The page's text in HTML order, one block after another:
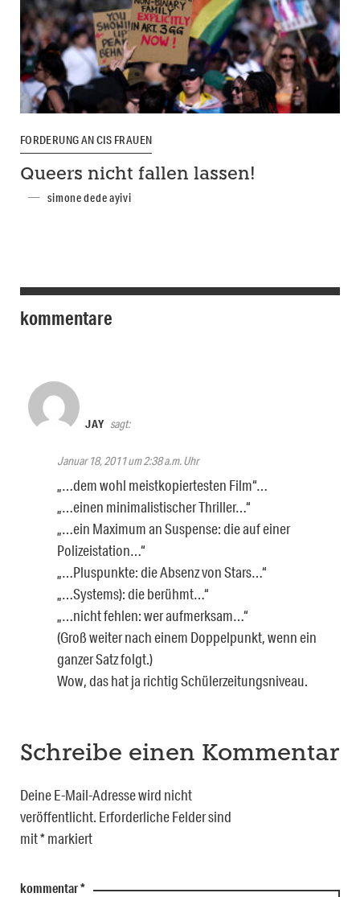
FORDERUNG AN CIS FRAUEN
Queers nicht fallen lassen!
simone dede ayivi
kommentare
JAY sagt:
Januar 18, 2011 um 2:38 a.m. Uhr
„…dem wohl meistkopiertesten Film“…
„…einen minimalistischer Thriller…“
„…ein Maximum an Suspense: die auf einer
Polizeistation…“
„…Pluspunkte: die Absenz von Stars…“
„…Systems): die berühmt…“
„…nicht fehlen: wer aufmerksam…“
(Groß weiter nach einem Doppelpunkt, wenn ein
ganzer Satz folgt.)
Wow, das hat ja richtig Schülerzeitungsniveau.
Schreibe einen Kommentar
Deine E-Mail-Adresse wird nicht
veröffentlicht. Erforderliche Felder sind
mit*markiert
kommentar*